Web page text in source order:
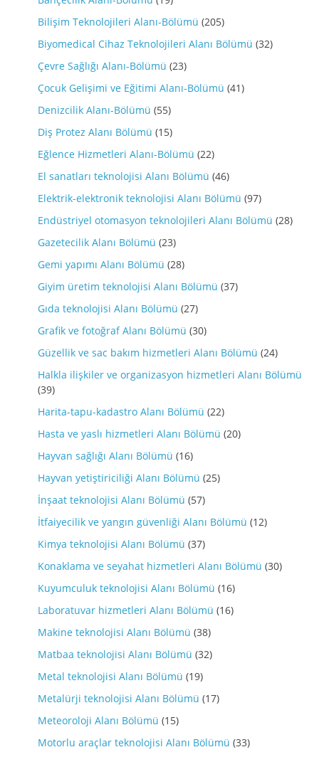
Bilişim Teknolojileri Alanı-Bölümü (205)
Biyomedical Cihaz Teknolojileri Alanı Bölümü (32)
Çevre Sağlığı Alanı-Bölümü (23)
Çocuk Gelişimi ve Eğitimi Alanı-Bölümü (41)
Denizcilik Alanı-Bölümü (55)
Diş Protez Alanı Bölümü (15)
Eğlence Hizmetleri Alanı-Bölümü (22)
El sanatları teknolojisi Alanı Bölümü (46)
Elektrik-elektronik teknolojisi Alanı Bölümü (97)
Endüstriyel otomasyon teknolojileri Alanı Bölümü (28)
Gazetecilik Alanı Bölümü (23)
Gemi yapımı Alanı Bölümü (28)
Giyim üretim teknolojisi Alanı Bölümü (37)
Gıda teknolojisi Alanı Bölümü (27)
Grafik ve fotoğraf Alanı Bölümü (30)
Güzellik ve sac bakım hizmetleri Alanı Bölümü (24)
Halkla ilişkiler ve organizasyon hizmetleri Alanı Bölümü
(39)
Harita-tapu-kadastro Alanı Bölümü (22)
Hasta ve yaslı hizmetleri Alanı Bölümü (20)
Hayvan sağlığı Alanı Bölümü (16)
Hayvan yetiştiriciliği Alanı Bölümü (25)
İnşaat teknolojisi Alanı Bölümü (57)
İtfaiyecilik ve yangın güvenliği Alanı Bölümü (12)
Kimya teknolojisi Alanı Bölümü (37)
Konaklama ve seyahat hizmetleri Alanı Bölümü (30)
Kuyumculuk teknolojisi Alanı Bölümü (16)
Laboratuvar hizmetleri Alanı Bölümü (16)
Makine teknolojisi Alanı Bölümü (38)
Matbaa teknolojisi Alanı Bölümü (32)
Metal teknolojisi Alanı Bölümü (19)
Metalürji teknolojisi Alanı Bölümü (17)
Meteoroloji Alanı Bölümü (15)
Motorlu araçlar teknolojisi Alanı Bölümü (33)